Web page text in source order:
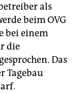
als
beim OVG
bei einem
die
Das
Tagebau